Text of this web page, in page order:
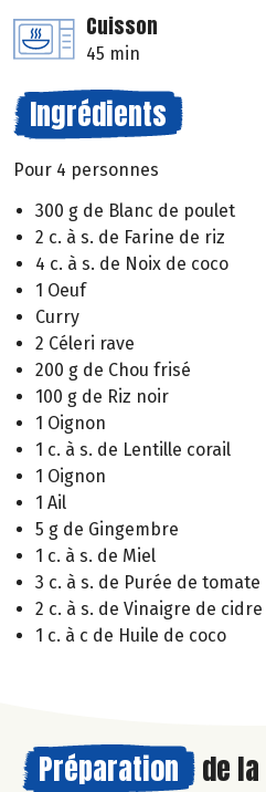
Cuisson
45 min
Ingrédients
Pour 4 personnes
300 g de Blanc de poulet
2 c. à s. de Farine de riz
4 c. à s. de Noix de coco
1 Oeuf
Curry
2 Céleri rave
200 g de Chou frisé
100 g de Riz noir
1 Oignon
1 c. à s. de Lentille corail
1 Oignon
1 Ail
5 g de Gingembre
1 c. à s. de Miel
3 c. à s. de Purée de tomate
2 c. à s. de Vinaigre de cidre
1 c. à c de Huile de coco
Préparation de la